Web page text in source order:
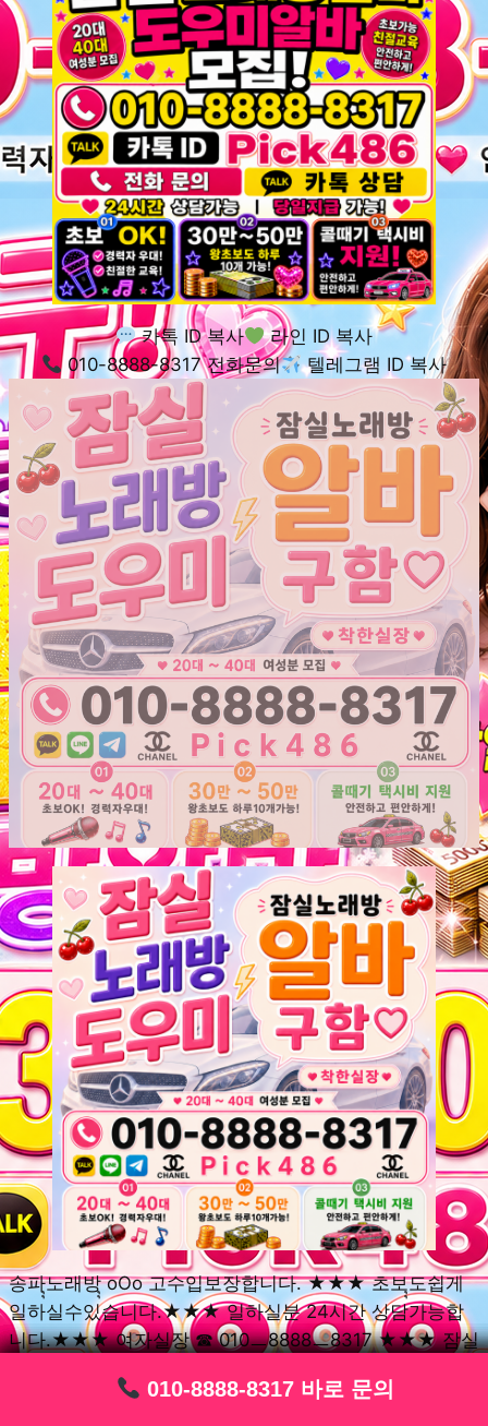
010-8888-8317 바로 문의
010-8888-8317 바로 문의
010-8888-8317 바로 문의
010-8888-8317 바로 문의
010-8888-8317 바로 문의
010-8888-8317 바로 문의
카톡 ID 복사
라인 ID 복사
010-8888-8317 전화문의
텔레그램 ID 복사
송파ุุ노래방ุุ oOo 고수입보장합니다. ★★★ 초보ุุ도쉽게
일하실수있습니다.★★★ 일하실분 24시간 상담가능합
니다.★★★ 여자실장 ☎ 010ㅡ8888ㅡ8317 ★★★ 잠실
요. 여성ㅣุุ알바ุุㅣ여기 신천동ุุ노래방ุุ ◞✿ 풍납동ุุ노래방ุุ
010-8888-8317 바로 문의
010-8888-8317 바로 문의
010-8888-8317 바로 문의